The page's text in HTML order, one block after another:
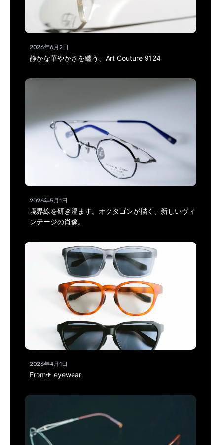
2026年6月2日
静かな華やかさを纏う、Art Couture 9124
2026年5月1日
境界線を研ぎ澄ます。オクタゴンが描く、新しいヴィ
ンテージの肖像。
2026年4月1日
From✈ eyewear